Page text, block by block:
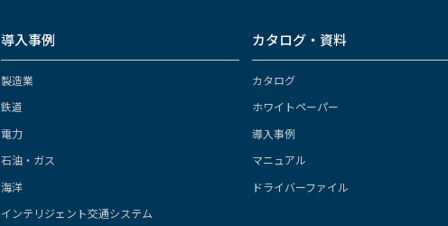
導入事例
製造業
鉄道
電力
石油・ガス
海洋
インテリジェント交通システム
カタログ・資料
カタログ
ホワイトペーパー
導入事例
マニュアル
ドライバーファイル